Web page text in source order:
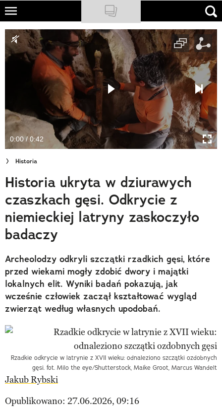
Skip
main
content
NATIONAL GEOGRAPHIC
TRAVELER
PODCASTY
Newsletter
Cuda Polski
Wielki Konkurs Fotograficzny
Trendbook Podróżniczy
Polecane
0:00 / 0:42
Historia
Historia ukryta w dziurawych
czaszkach gęsi. Odkrycie z
niemieckiej latryny zaskoczyło
badaczy
Archeolodzy odkryli szczątki rzadkich gęsi, które
przed wiekami mogły zdobić dwory i majątki
lokalnych elit. Wyniki badań pokazują, jak
wcześnie człowiek zaczął kształtować wygląd
zwierząt według własnych upodobań.
Rzadkie odkrycie w latrynie z XVII wieku: odnaleziono szczątki ozdobnych
gęsi. fot. Milo the eye/Shutterstock, Maike Groot, Marcus Wandelt
Jakub Rybski
Opublikowano: 27.06.2026, 09:16